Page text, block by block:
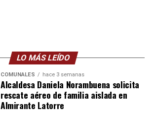
LO MÁS LEÍDO
COMUNALES hace 3 semanas
Alcaldesa Daniela Norambuena solicita
rescate aéreo de familia aislada en
Almirante Latorre